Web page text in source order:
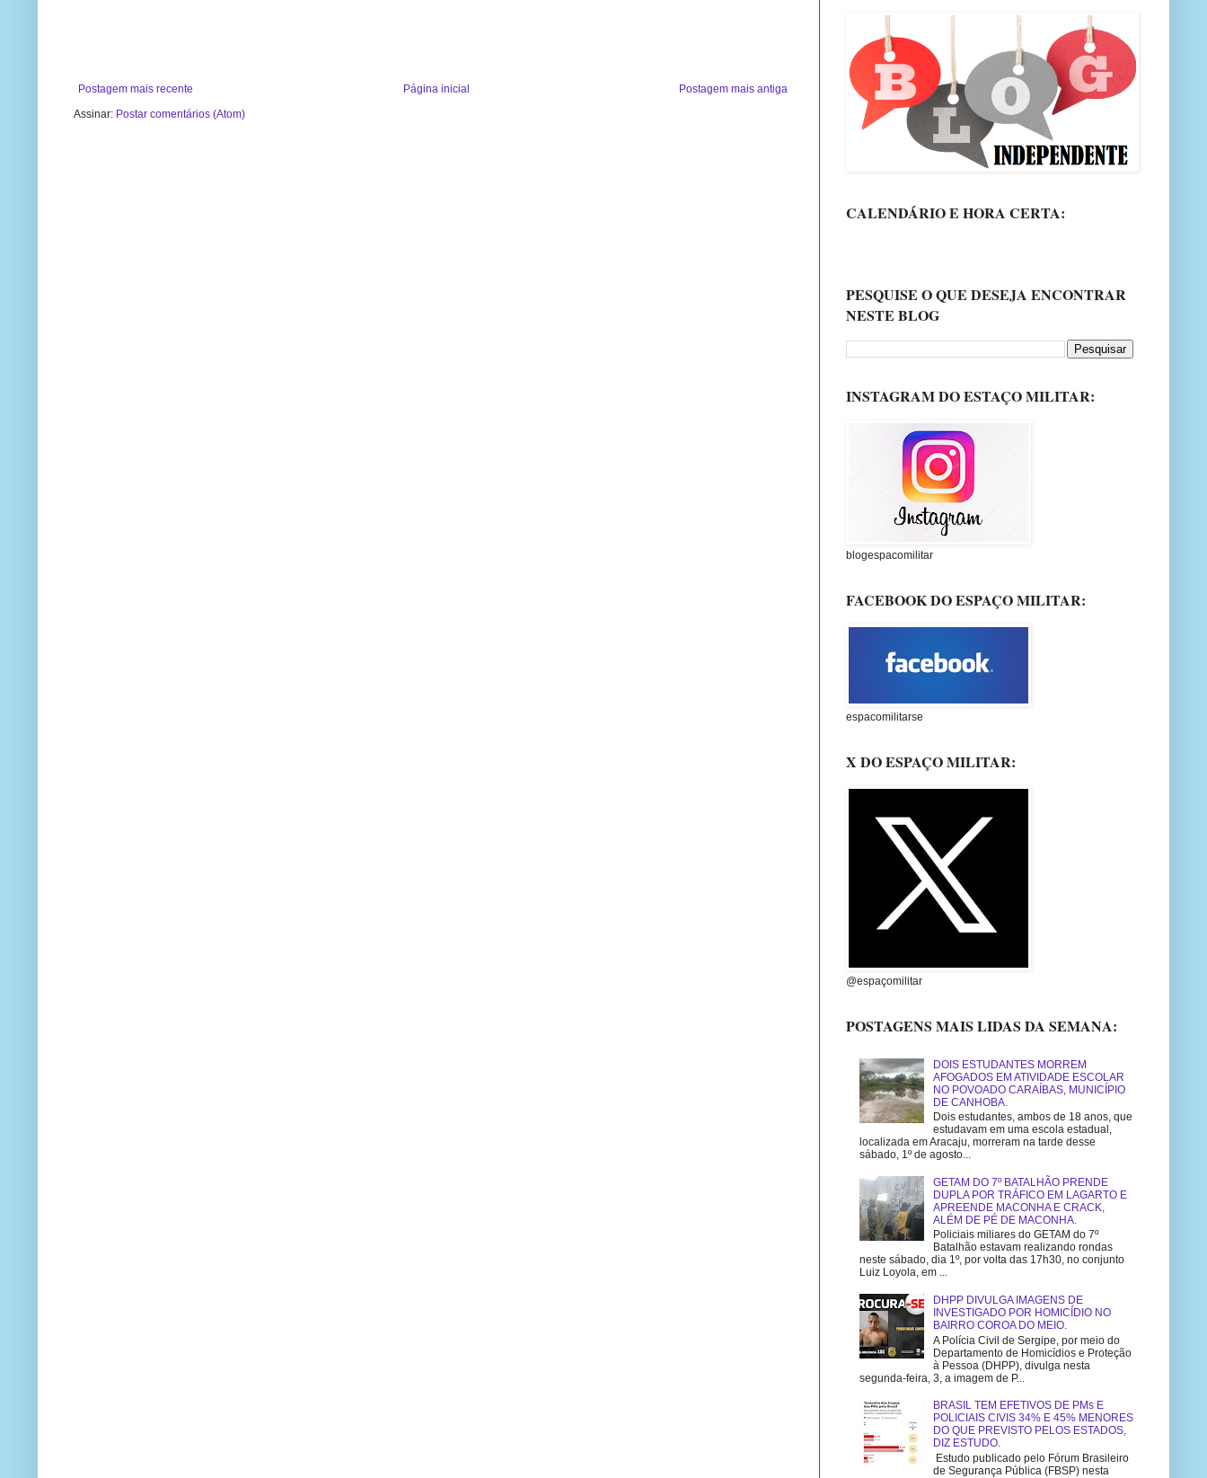
Postagem mais recente Postagem mais antiga
Página inicial
Assinar: Postar comentários (Atom)
CALENDÁRIO E HORA CERTA:
PESQUISE O QUE DESEJA ENCONTRAR
NESTE BLOG
INSTAGRAM DO ESTAÇO MILITAR:
blogespacomilitar
FACEBOOK DO ESPAÇO MILITAR:
espacomilitarse
X DO ESPAÇO MILITAR:
@espaçomilitar
POSTAGENS MAIS LIDAS DA SEMANA:
DOIS ESTUDANTES MORREM
AFOGADOS EM ATIVIDADE ESCOLAR
NO POVOADO CARAÍBAS, MUNICÍPIO
DE CANHOBA.
Dois estudantes, ambos de 18 anos, que
estudavam em uma escola estadual,
localizada em Aracaju, morreram na tarde desse
sábado, 1º de agosto...
GETAM DO 7º BATALHÃO PRENDE
DUPLA POR TRÁFICO EM LAGARTO E
APREENDE MACONHA E CRACK,
ALÉM DE PÉ DE MACONHA.
Policiais miliares do GETAM do 7º
Batalhão estavam realizando rondas
neste sábado, dia 1º, por volta das 17h30, no conjunto
Luiz Loyola, em ...
DHPP DIVULGA IMAGENS DE
INVESTIGADO POR HOMICÍDIO NO
BAIRRO COROA DO MEIO.
A Polícia Civil de Sergipe, por meio do
Departamento de Homicídios e Proteção
à Pessoa (DHPP), divulga nesta
segunda-feira, 3, a imagem de P...
BRASIL TEM EFETIVOS DE PMs E
POLICIAIS CIVIS 34% E 45% MENORES
DO QUE PREVISTO PELOS ESTADOS,
DIZ ESTUDO.
Estudo publicado pelo Fórum Brasileiro
de Segurança Pública (FBSP) nesta